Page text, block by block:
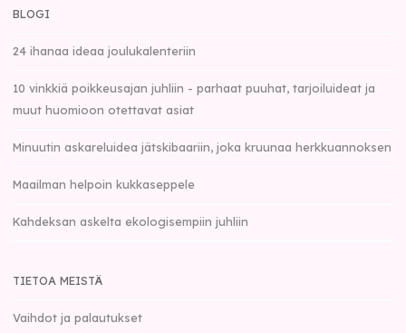
BLOGI
24 ihanaa ideaa joulukalenteriin
10 vinkkiä poikkeusajan juhliin - parhaat puuhat, tarjoiluideat ja
muut huomioon otettavat asiat
Minuutin askareluidea jätskibaariin, joka kruunaa herkkuannoksen
Maailman helpoin kukkaseppele
Kahdeksan askelta ekologisempiin juhliin
TIETOA MEISTÄ
Vaihdot ja palautukset